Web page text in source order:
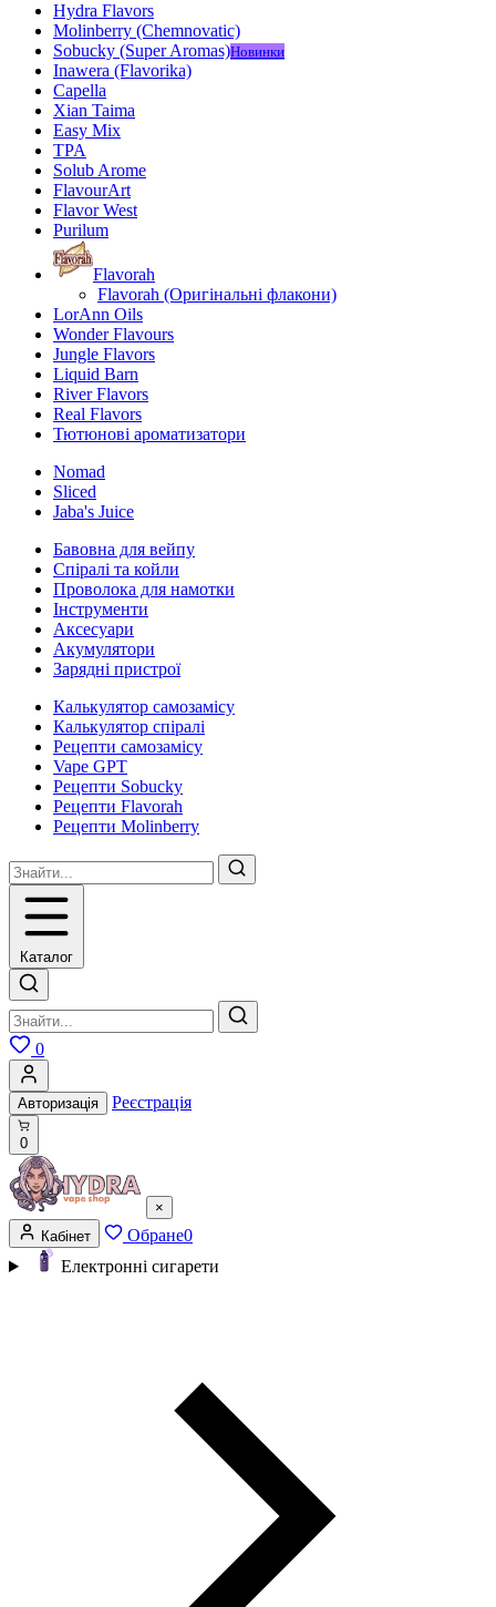
Hydra Flavors
Molinberry (Chemnovatic)
Sobucky (Super Aromas)Новинки
Inawera (Flavorika)
Capella
Xian Taima
Easy Mix
TPA
Solub Arome
FlavourArt
Flavor West
Purilum
Flavorah
Flavorah (Оригінальні флакони)
LorAnn Oils
Wonder Flavours
Jungle Flavors
Liquid Barn
River Flavors
Real Flavors
Тютюнові ароматизатори
Nomad
Sliced
Jaba's Juice
Бавовна для вейпу
Спіралі та койли
Проволока для намотки
Інструменти
Аксесуари
Акумулятори
Зарядні пристрої
Калькулятор самозамісу
Калькулятор спіралі
Рецепти самозамісу
Vape GPT
Рецепти Sobucky
Рецепти Flavorah
Рецепти Molinberry
Каталог
0
Авторизація Реєстрація
0
×
Кабінет
Обране0
Електронні сигарети